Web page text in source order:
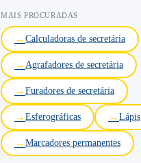
MAIS PROCURADAS
Calculadoras de secretária
Agrafadores de secretária
Furadores de secretária
Esferográficas Lápis
Marcadores permanentes